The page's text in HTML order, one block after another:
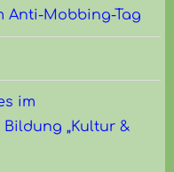
Anti-Mobbing-Tag
im
„Kultur &